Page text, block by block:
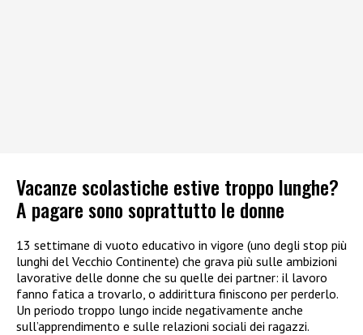
Vacanze scolastiche estive troppo lunghe?
A pagare sono soprattutto le donne
13 settimane di vuoto educativo in vigore (uno degli stop più
lunghi del Vecchio Continente) che grava più sulle ambizioni
lavorative delle donne che su quelle dei partner: il lavoro
fanno fatica a trovarlo, o addirittura finiscono per perderlo.
Un periodo troppo lungo incide negativamente anche
sull’apprendimento e sulle relazioni sociali dei ragazzi.